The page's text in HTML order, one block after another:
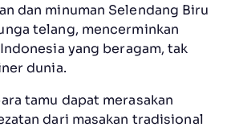
dan minuman Selendang Biru
telang, mencerminkan
yang beragam, tak
dunia.
tamu dapat merasakan
dari masakan tradisional